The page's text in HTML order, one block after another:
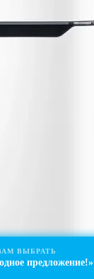
ВЫБРАТЬ
предложение!»